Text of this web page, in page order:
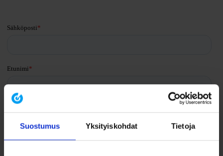
Suostumus Yksityiskohdat Tietoja